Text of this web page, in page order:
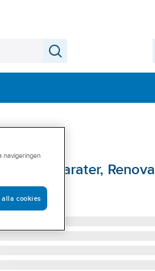
Renova
navigeringen
alla cookies